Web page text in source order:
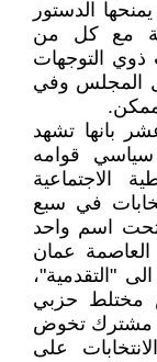
الدستور
مع كل من
ذوي التوجهات
المجلس وفي
ممكن.
بانها تشهد
سياسي قوامه
الاجتماعية
في سبع
تحت اسم واحد
العاصمة عمان
"التقدمية"،
مختلط حزبي
مشترك تخوض
على